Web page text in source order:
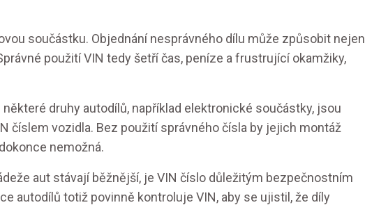
součástku. Objednání nesprávného dílu může způsobit nejen
použití VIN tedy šetří čas, peníze a frustrující okamžiky,
druhy autodílů, například elektronické součástky, jsou
číslem vozidla. Bez použití správného čísla by jejich montáž
nemožná.
aut stávají běžnější, je VIN číslo důležitým bezpečnostním
autodílů totiž povinně kontroluje VIN, aby se ujistil, že díly